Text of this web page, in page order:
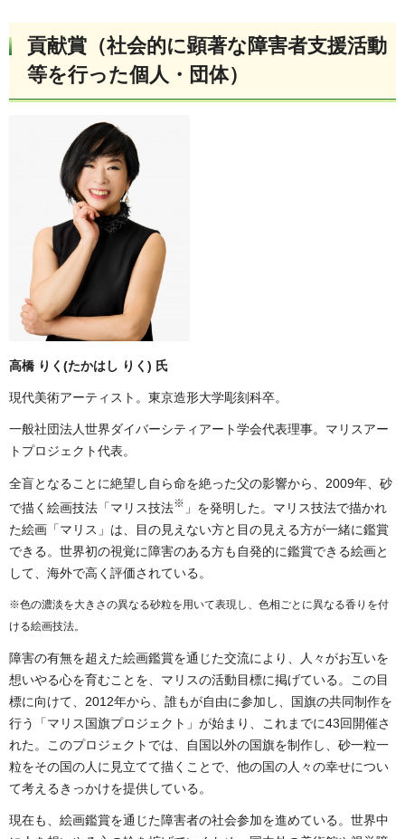
貢献賞（社会的に顕著な障害者支援活動
等を行った個人・団体）
高橋 りく(たかはし りく) 氏
現代美術アーティスト。東京造形大学彫刻科卒。
一般社団法人世界ダイバーシティアート学会代表理事。マリスアー
トプロジェクト代表。
全盲となることに絶望し自ら命を絶った父の影響から、2009年、砂
で描く絵画技法「マリス技法※ 」を発明した。マリス技法で描かれ
た絵画「マリス」は、目の見えない方と目の見える方が一緒に鑑賞
できる。世界初の視覚に障害のある方も自発的に鑑賞できる絵画と
して、海外で高く評価されている。
※色の濃淡を大きさの異なる砂粒を用いて表現し、色相ごとに異なる香りを付
ける絵画技法。
障害の有無を超えた絵画鑑賞を通じた交流により、人々がお互いを
想いやる心を育むことを、マリスの活動目標に掲げている。この目
標に向けて、2012年から、誰もが自由に参加し、国旗の共同制作を
行う「マリス国旗プロジェクト」が始まり、これまでに43回開催さ
れた。このプロジェクトでは、自国以外の国旗を制作し、砂一粒一
粒をその国の人に見立てて描くことで、他の国の人々の幸せについ
て考えるきっかけを提供している。
現在も、絵画鑑賞を通じた障害者の社会参加を進めている。世界中